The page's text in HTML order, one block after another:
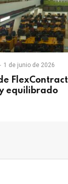
1 de junio de 2026
equilibrado